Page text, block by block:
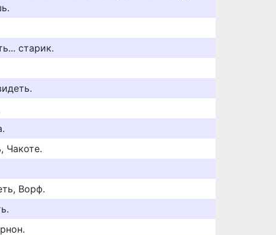
старик.
Чакоте.
Ворф.